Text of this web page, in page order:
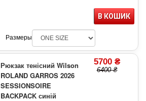
В КОШИК
Размеры
Рюкзак тенісний Wilson
ROLAND GARROS 2026
SESSIONSOIRE
BACKPACK синій
5700 ₴
6400 ₴